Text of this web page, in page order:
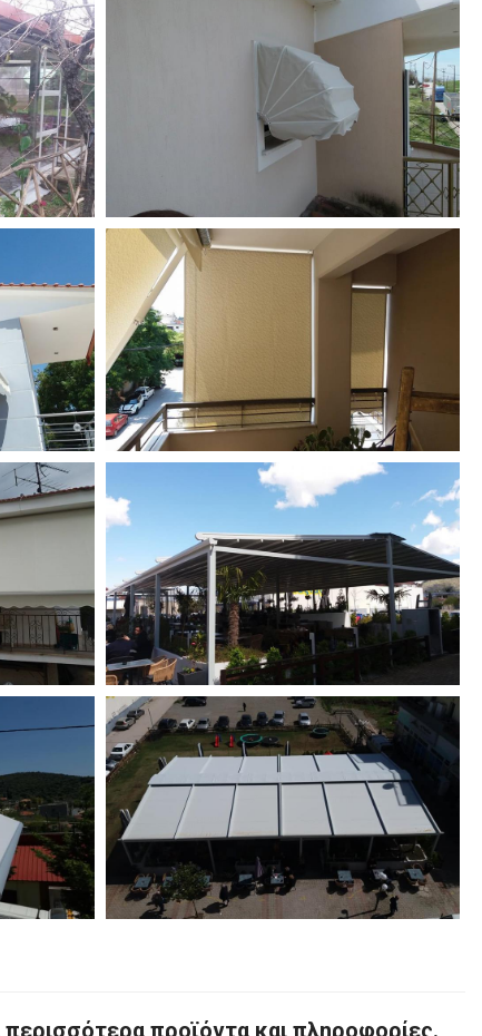
προϊόντα και πληροφορίες.